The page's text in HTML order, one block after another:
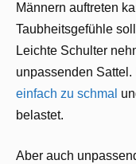
Männern auftreten
Taubheitsgefühle
Leichte Schulter
unpassenden
einfach zu schmal
belastet.
Aber auch